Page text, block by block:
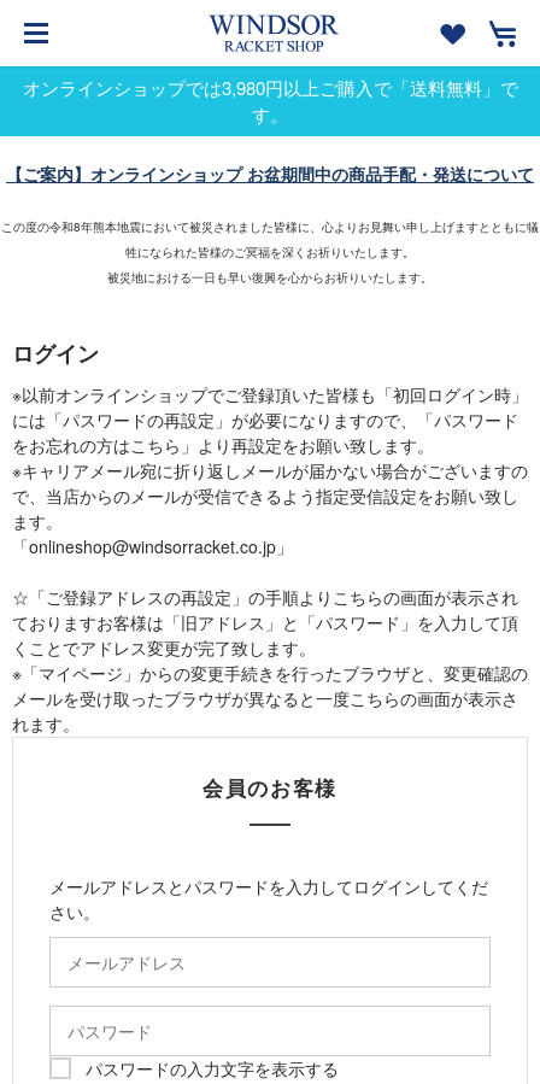
オンラインショップでは3,980円以上ご購入で「送料無料」で
す。
【ご案内】オンラインショップ お盆期間中の商品手配・発送について
この度の令和8年熊本地震において被災されました皆様に、心よりお見舞い申し上げますとともに犠
牲になられた皆様のご冥福を深くお祈りいたします。
被災地における一日も早い復興を心からお祈りいたします。
ログイン
※以前オンラインショップでご登録頂いた皆様も「初回ログイン時」
には「パスワードの再設定」が必要になりますので、「パスワード
をお忘れの方はこちら」より再設定をお願い致します。
※キャリアメール宛に折り返しメールが届かない場合がございますの
で、当店からのメールが受信できるよう指定受信設定をお願い致し
ます。
「onlineshop@windsorracket.co.jp」
☆「ご登録アドレスの再設定」の手順よりこちらの画面が表示され
ておりますお客様は「旧アドレス」と「パスワード」を入力して頂
くことでアドレス変更が完了致します。
※「マイページ」からの変更手続きを行ったブラウザと、変更確認の
メールを受け取ったブラウザが異なると一度こちらの画面が表示さ
れます。
会員のお客様
メールアドレスとパスワードを入力してログインしてくだ
さい。
パスワードの入力文字を表示する